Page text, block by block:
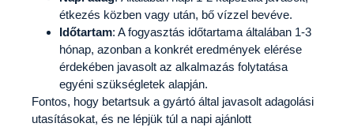
étkezés közben vagy után, bő vízzel bevéve.
Időtartam: A fogyasztás időtartama általában 1-3
hónap, azonban a konkrét eredmények elérése
érdekében javasolt az alkalmazás folytatása
egyéni szükségletek alapján.
Fontos, hogy betartsuk a gyártó által javasolt adagolási
utasításokat, és ne lépjük túl a napi ajánlott